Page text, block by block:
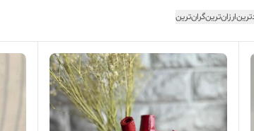
ارزان‌ترینگران‌ترین